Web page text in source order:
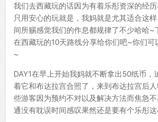
我们去西藏玩的话因为有着乐彤资深的经
只用安心的玩就是，我妈就是尤其适合这
间所赐感觉我们的作息都规律了不少哈哈~
在西藏玩的10天路线分享给你们吧~你们可
~
DAY1在早上开始我妈就不断拿出50纸币，
着它和布达拉宫合照了，来到布达拉宫后
些游客因为预约不对以及解决方法而焦急
通没有耽误时间感叹果然还是要有个乐彤这